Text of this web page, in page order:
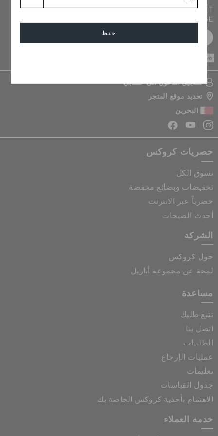
حفظ
JOIN CROCS CLUB & GET 15% OFF ON YOUR NEXT
PURCHASE
تسجيل الدخول الى حسابي
تحديد موقع المتجر
البحرين
حصريات كروكس
تسوق الكل
تخفيضات وبضائع مخفضة
حصرياً عبر الانترنت
أحدث الصيحات
الشركة
حول كروكس
لمحة عن مجموعة أباريل
مساعدة
تتبع طلبك
اتصل بنا
الطلبيات
عمليات الإرجاع
تعليمات
جدول القياسات
الاهتمام بأحذية كروكس الخاصة بك
خدمة العملاء